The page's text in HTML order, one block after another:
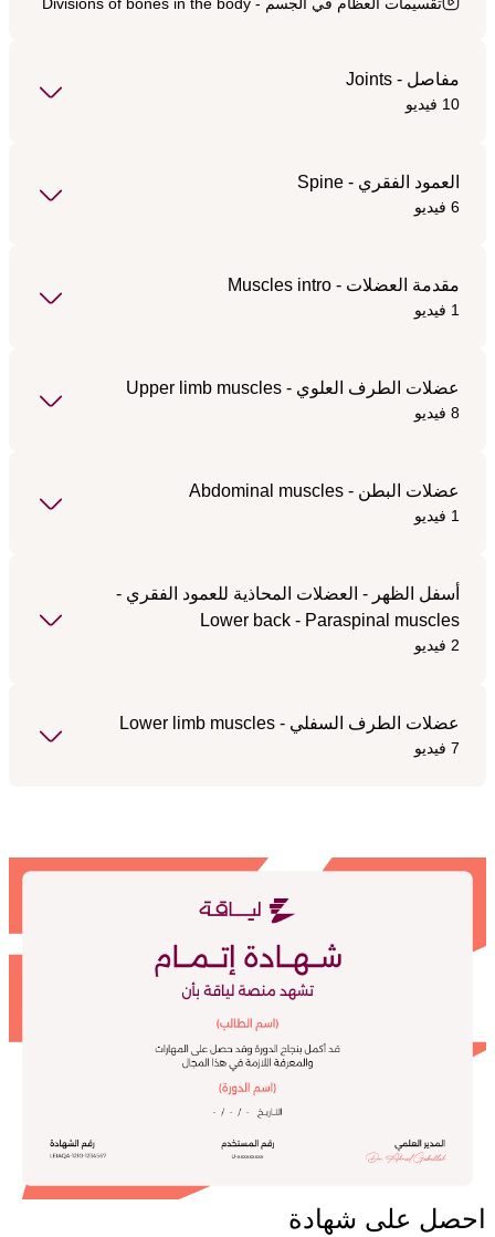
مفاصل - Joints
10 فيديو
العمود الفقري - Spine
6 فيديو
مقدمة العضلات - Muscles intro
1 فيديو
عضلات الطرف العلوي - Upper limb muscles
8 فيديو
عضلات البطن - Abdominal muscles
1 فيديو
أسفل الظهر - العضلات المحاذية للعمود الفقري -
Lower back - Paraspinal muscles
2 فيديو
عضلات الطرف السفلي - Lower limb muscles
7 فيديو
احصل على شهادة